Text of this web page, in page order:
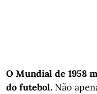
O Mundial de 1958
do futebol. Não